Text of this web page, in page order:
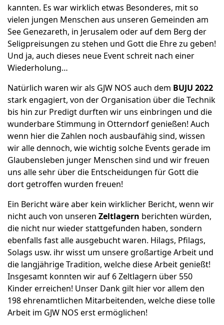
kannten. Es war wirklich etwas Besonderes, mit so
vielen jungen Menschen aus unseren Gemeinden am
See Genezareth, in Jerusalem oder auf dem Berg der
Seligpreisungen zu stehen und Gott die Ehre zu geben!
Und ja, auch dieses neue Event schreit nach einer
Wiederholung…
Natürlich waren wir als GJW NOS auch dem BUJU 2022
stark engagiert, von der Organisation über die Technik
bis hin zur Predigt durften wir uns einbringen und die
wunderbare Stimmung in Otterndorf genießen! Auch
wenn hier die Zahlen noch ausbaufähig sind, wissen
wir alle dennoch, wie wichtig solche Events gerade im
Glaubensleben junger Menschen sind und wir freuen
uns alle sehr über die Entscheidungen für Gott die
dort getroffen wurden freuen!
Ein Bericht wäre aber kein wirklicher Bericht, wenn wir
nicht auch von unseren Zeltlagern berichten würden,
die nicht nur wieder stattgefunden haben, sondern
ebenfalls fast alle ausgebucht waren. Hilags, Pfilags,
Solags usw. ihr wisst um unsere großartige Arbeit und
die langjährige Tradition, welche diese Arbeit genießt!
Insgesamt konnten wir auf 6 Zeltlagern über 550
Kinder erreichen! Unser Dank gilt hier vor allem den
198 ehrenamtlichen Mitarbeitenden, welche diese tolle
Arbeit im GJW NOS erst ermöglichen!